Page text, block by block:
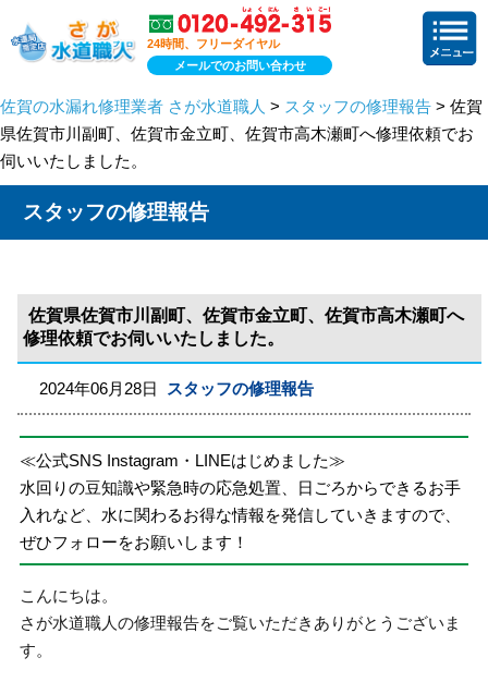
24時間、フリーダイヤル
メールでのお問い合わせ
佐賀の水漏れ修理業者 さが水道職人 > スタッフの修理報告 > 佐賀
県佐賀市川副町、佐賀市金立町、佐賀市高木瀬町へ修理依頼でお
伺いいたしました。
スタッフの修理報告
佐賀県佐賀市川副町、佐賀市金立町、佐賀市高木瀬町へ
修理依頼でお伺いいたしました。
2024年06月28日 スタッフの修理報告
≪公式SNS Instagram・LINEはじめました≫
水回りの豆知識や緊急時の応急処置、日ごろからできるお手
入れなど、水に関わるお得な情報を発信していきますので、
ぜひフォローをお願いします！
こんにちは。
さが水道職人の修理報告をご覧いただきありがとうございま
す。